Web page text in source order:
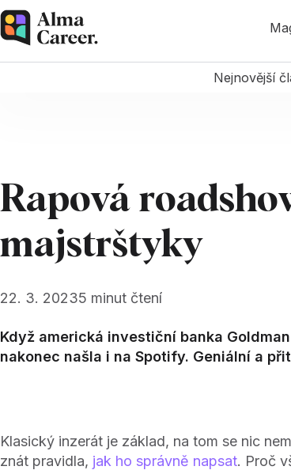
Nejnovější
Rapová
majstrštyky
22. 3. 20235 minut čtení
Když americká investiční banka
nakonec našla i na Spotify. Geniální a
Klasický inzerát je základ, na tom se nic
znát pravidla, jak ho správně napsat. Proč